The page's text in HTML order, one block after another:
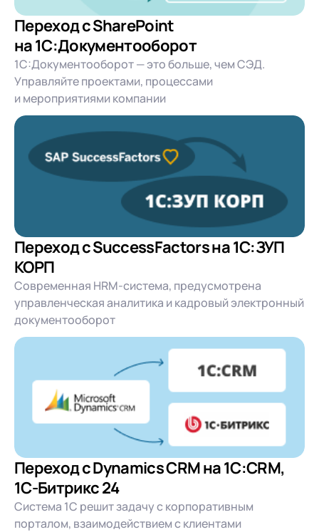
Переход с SharePoint
на 1С:Документооборот
1С:Документооборот — это больше, чем СЭД.
Управляйте проектами, процессами
и мероприятиями компании
Переход с SuccessFactors на 1С:ЗУП
КОРП
Современная HRM-система, предусмотрена
управленческая аналитика и кадровый электронный
документооборот
Переход с Dynamics CRM на 1C:CRM,
1С-Битрикс 24
Система 1С решит задачу с корпоративным
порталом, взаимодействием с клиентами